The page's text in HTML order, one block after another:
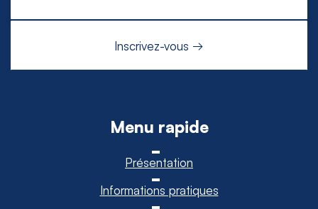
Menu rapide
Présentation
Informations pratiques